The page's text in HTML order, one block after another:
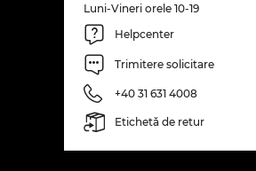
Luni-Vineri orele 10-19
Helpcenter
Trimitere solicitare
+40 31 631 4008
Etichetă de retur